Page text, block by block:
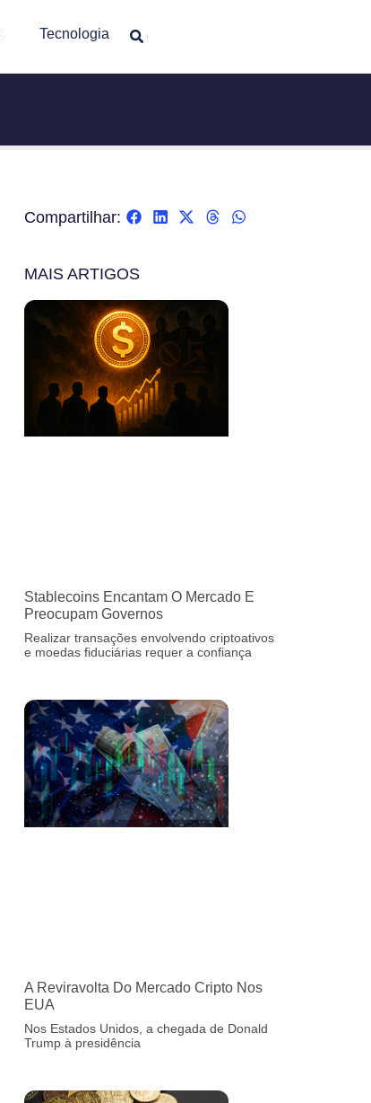
Tecnologia
Compartilhar:
MAIS ARTIGOS
Stablecoins Encantam O Mercado E
Preocupam Governos
Realizar transações envolvendo criptoativos
e moedas fiduciárias requer a confiança
A Reviravolta Do Mercado Cripto Nos
EUA
Nos Estados Unidos, a chegada de Donald
Trump à presidência